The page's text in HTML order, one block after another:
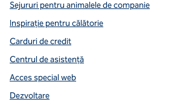
Sejururi pentru animalele de companie
Inspirație pentru călătorie
Carduri de credit
Centrul de asistență
Acces special web
Dezvoltare